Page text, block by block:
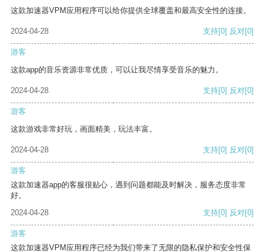
这款加速器VPM应用程序可以给你提供全球覆盖和最高安全性的连接。
2024-04-28 支持[0] 反对[0]
游客
这款app的音乐资源非常优质，可以让我尽情享受音乐的魅力。
2024-04-28 支持[0] 反对[0]
游客
这款游戏非常好玩，画面精美，玩法丰富。
2024-04-28 支持[0] 反对[0]
游客
这款加速器app的客服很贴心，遇到问题都能及时解决，服务态度非常
好。
2024-04-28
支持[0] 反对[0]
游客
这款加速器VPM应用程序已经为我们带来了无限的隐私保护和安全性保